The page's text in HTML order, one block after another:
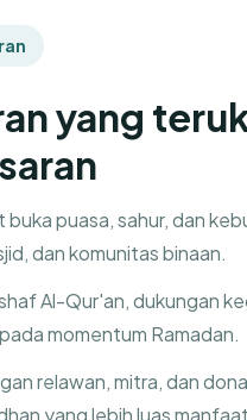
yang
puasa, sahur, dan
dan komunitas binaan.
Al-Qur'an, dukungan
momentum Ramadan.
relawan, mitra, dan